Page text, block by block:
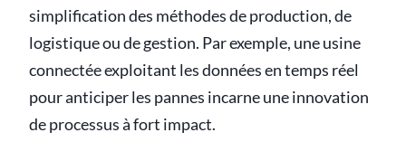
simplification des méthodes de production, de
logistique ou de gestion. Par exemple, une usine
connectée exploitant les données en temps réel
pour anticiper les pannes incarne une innovation
de processus à fort impact.